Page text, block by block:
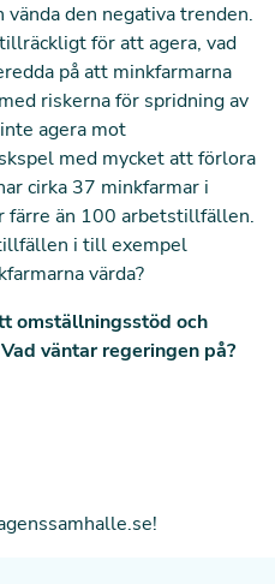
den negativa trenden.
för att agera, vad
på att minkfarmarna
riskerna för spridning av
agera mot
med mycket att förlora
cirka 37 minkfarmar i
färre än 100 arbetstillfällen.
i till exempel
värda?
omställningsstöd och
väntar regeringen på?